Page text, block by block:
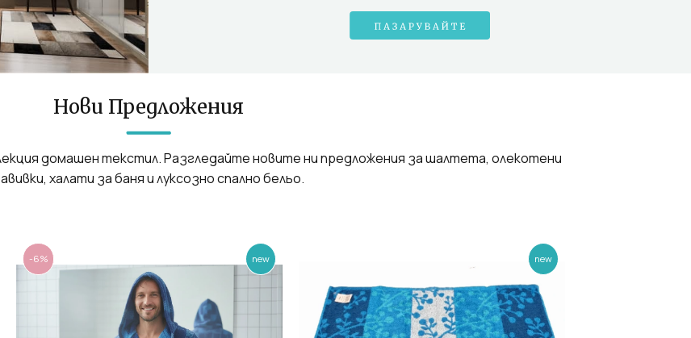
Нови Предложения
домашен текстил. Разгледайте новите ни предложения за шалтета, олекотени
халати за баня и луксозно спално бельо.
new
-6% new